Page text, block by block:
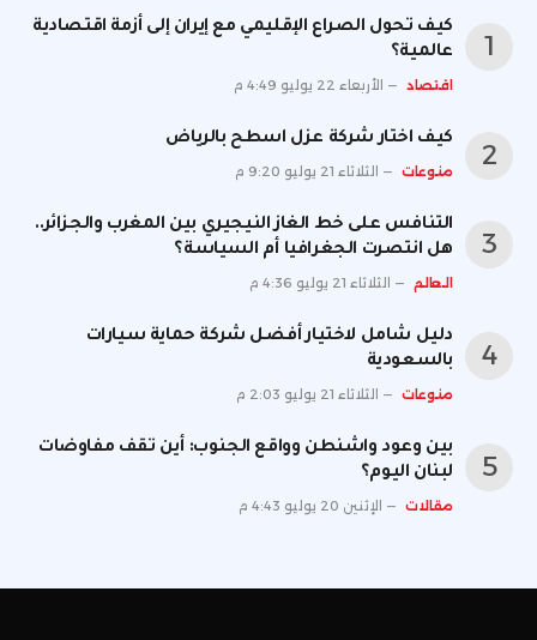
كيف تحول الصراع الإقليمي مع إيران إلى أزمة اقتصادية
عالمية؟
اقتصاد الأربعاء 22 يوليو 4:49 م
كيف اختار شركة عزل اسطح بالرياض
منوعات الثلاثاء 21 يوليو 9:20 م
التنافس على خط الغاز النيجيري بين المغرب والجزائر..
هل انتصرت الجغرافيا أم السياسة؟
العالم الثلاثاء 21 يوليو 4:36 م
دليل شامل لاختيار أفضل شركة حماية سيارات
بالسعودية
منوعات الثلاثاء 21 يوليو 2:03 م
بين وعود واشنطن وواقع الجنوب: أين تقف مفاوضات
لبنان اليوم؟
مقالات الإثنين 20 يوليو 4:43 م